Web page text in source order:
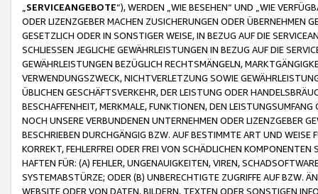
SERVICEANGEBOTE“), WERDEN „WIE BESEHEN“ UND „WIE
ODER LIZENZGEBER MACHEN ZUSICHERUNGEN ODER ÜBERNEHMEN
GESETZLICH ODER IN SONSTIGER WEISE, IN BEZUG AUF DIE
SCHLIESSEN JEGLICHE GEWÄHRLEISTUNGEN IN BEZUG AUF DIE
GEWÄHRLEISTUNGEN BEZÜGLICH RECHTSMÄNGELN,
VERWENDUNGSZWECK, NICHTVERLETZUNG SOWIE
ÜBLICHEN GESCHÄFTSVERKEHR, DER LEISTUNG ODER
BESCHAFFENHEIT, MERKMALE, FUNKTIONEN, DEN
NOCH UNSERE VERBUNDENEN UNTERNEHMEN ODER LIZENZGEBER
BESCHRIEBEN DURCHGÄNGIG BZW. AUF BESTIMMTE ART UND
KORREKT, FEHLERFREI ODER FREI VON SCHÄDLICHEN
HAFTEN FÜR: (A) FEHLER, UNGENAUIGKEITEN, VIREN,
SYSTEMABSTÜRZE; ODER (B) UNBERECHTIGTE ZUGRIFFE AUF BZW.
WEBSITE ODER VON DATEN, BILDERN, TEXTEN ODER SONSTIGEN